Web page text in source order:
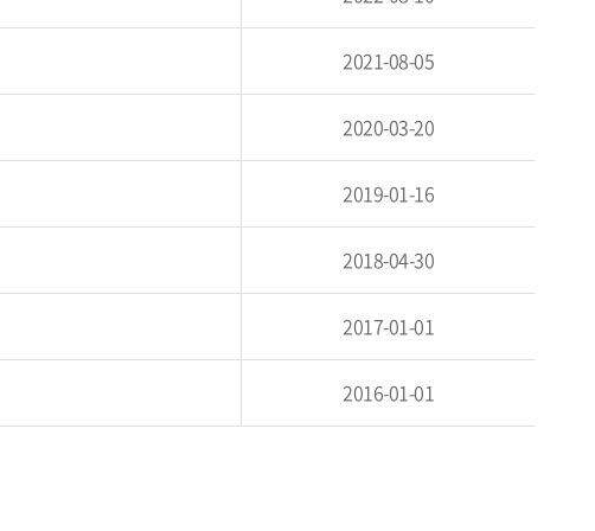
2021-08-05
2020-03-20
2019-01-16
2018-04-30
2017-01-01
2016-01-01